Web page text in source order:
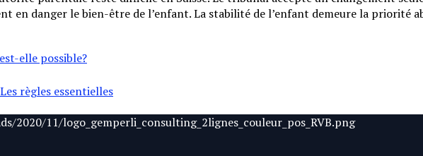
en danger le bien-être de l’enfant. La stabilité de l’enfant demeure la priorité
elle possible?
règles essentielles